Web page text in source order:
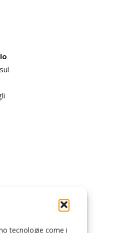
tecnologie come i